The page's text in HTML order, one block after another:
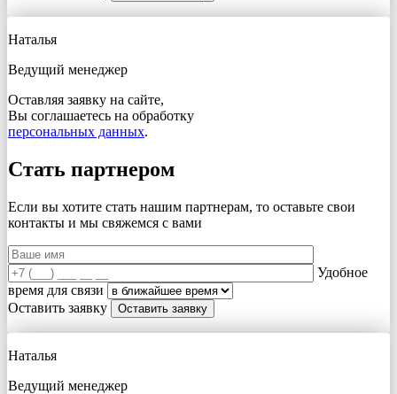
Наталья
Ведущий менеджер
Оставляя заявку на сайте,
Вы соглашаетесь на обработку
персональных данных.
Стать партнером
Если вы хотите стать нашим партнерам, то оставьте свои
контакты и мы свяжемся с вами
Удобное
время для связи
Оставить заявку
Наталья
Ведущий менеджер